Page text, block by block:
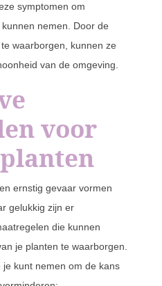
symptomen om
nemen. Door de
waarborgen, kunnen ze
van de omgeving.
voor
ernstig gevaar vormen
gelukkig zijn er
die kunnen
je planten te waarborgen.
kunt nemen om de kans